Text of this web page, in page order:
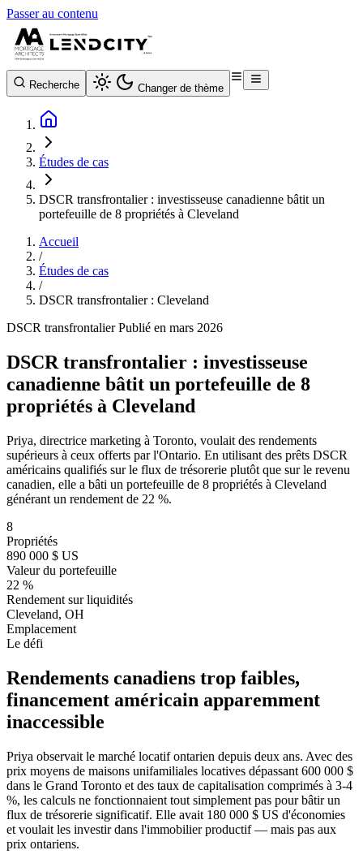
Passer au contenu
Recherche Changer de thème
Études de cas
DSCR transfrontalier : investisseuse canadienne bâtit un
portefeuille de 8 propriétés à Cleveland
Accueil
/
Études de cas
/
DSCR transfrontalier : Cleveland
DSCR transfrontalier Publié en mars 2026
DSCR transfrontalier : investisseuse
canadienne bâtit un portefeuille de 8
propriétés à Cleveland
Priya, directrice marketing à Toronto, voulait des rendements
supérieurs à ceux offerts par l'Ontario. En utilisant des prêts DSCR
américains qualifiés sur le flux de trésorerie plutôt que sur le revenu
canadien, elle a bâti un portefeuille de 8 propriétés à Cleveland
générant un rendement de 22 %.
8
Propriétés
890 000 $ US
Valeur du portefeuille
22 %
Rendement sur liquidités
Cleveland, OH
Emplacement
Le défi
Rendements canadiens trop faibles,
financement américain apparemment
inaccessible
Priya observait le marché locatif ontarien depuis deux ans. Avec des
prix moyens de maisons unifamiliales locatives dépassant 600 000 $
dans le Grand Toronto et des taux de capitalisation comprimés à 3-4
%, les calculs ne fonctionnaient tout simplement pas pour bâtir un
flux de trésorerie significatif. Elle avait 180 000 $ US d'économies
et voulait les investir dans l'immobilier productif — mais pas aux
prix ontariens.